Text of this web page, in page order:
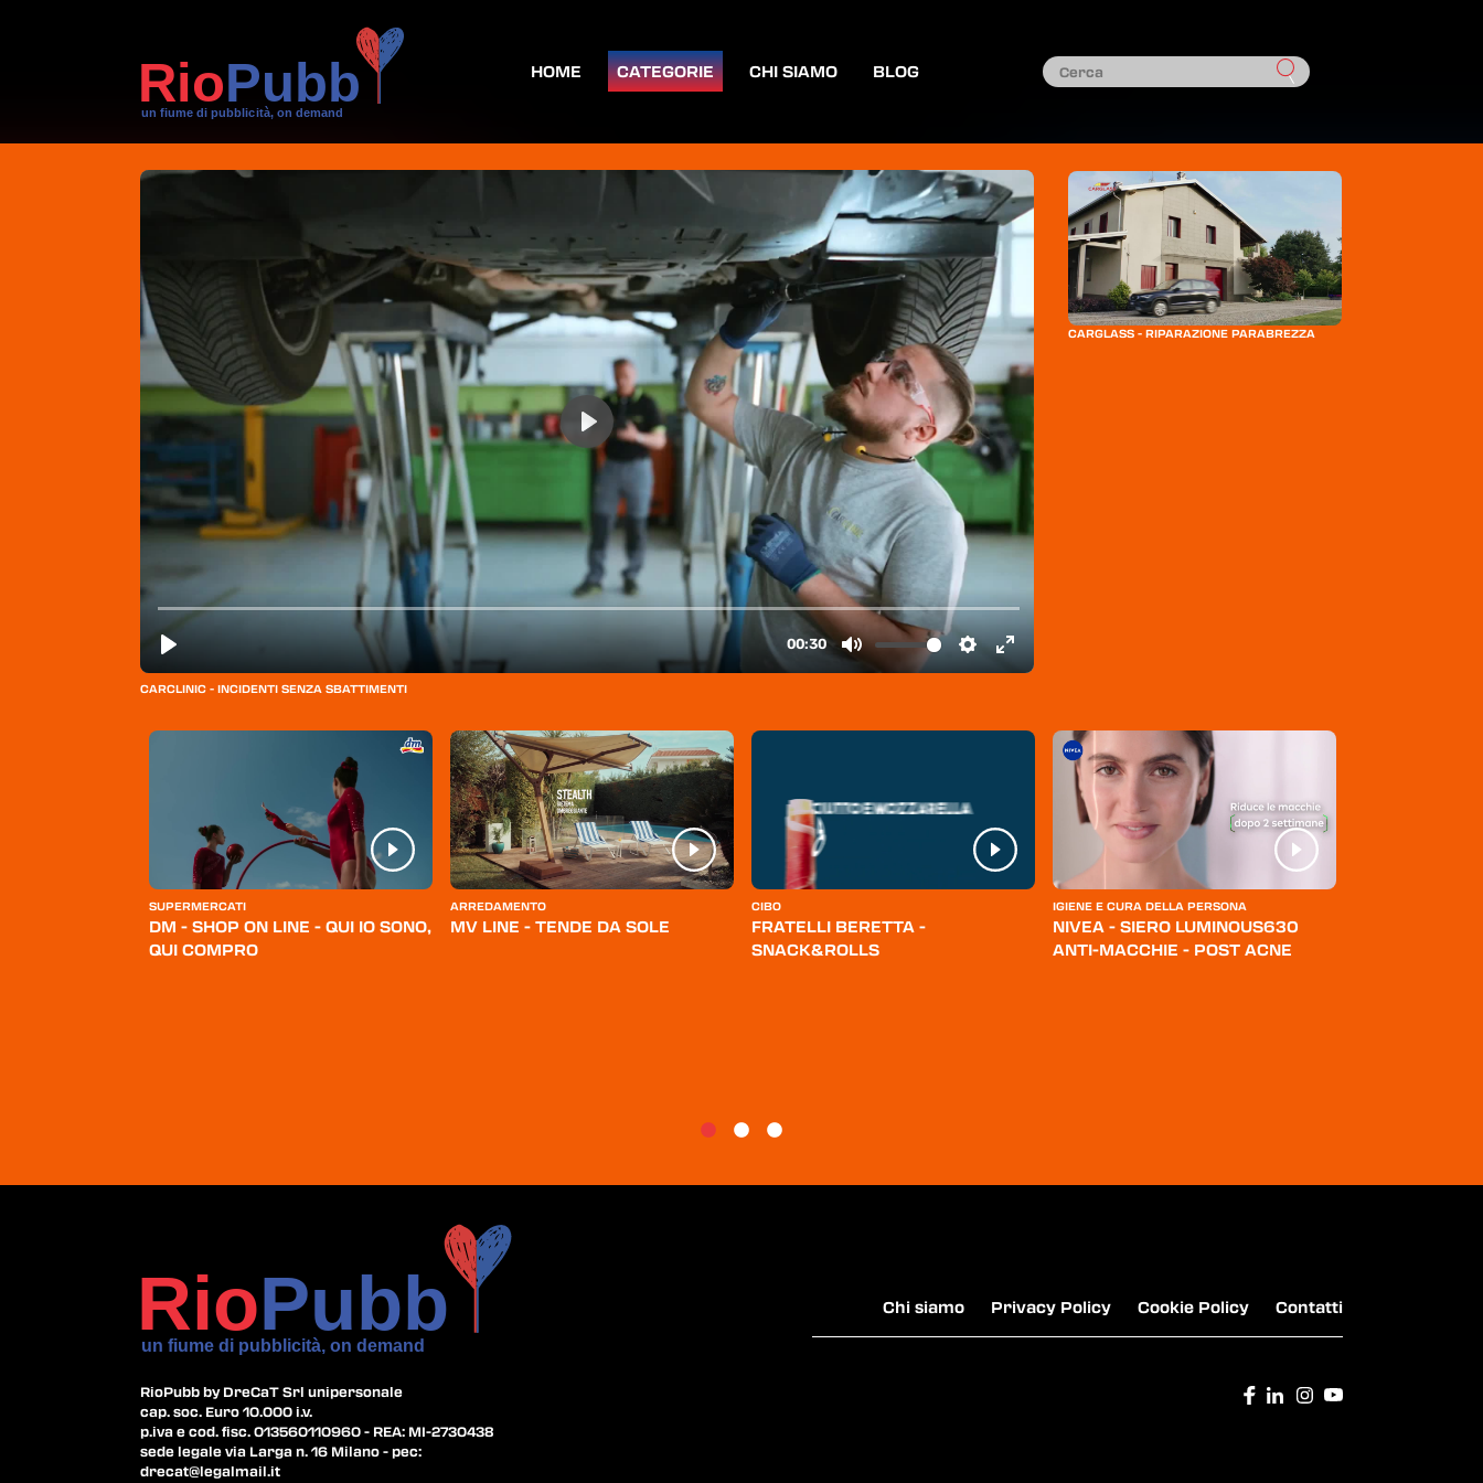
HOME CATEGORIE CHI SIAMO BLOG
CARCLINIC - INCIDENTI SENZA SBATTIMENTI
CARGLASS - RIPARAZIONE PARABREZZA
SUPERMERCATI
DM - SHOP ON LINE - QUI IO SONO,
QUI COMPRO
ARREDAMENTO
MV LINE - TENDE DA SOLE
CIBO
FRATELLI BERETTA -
SNACK&ROLLS
IGIENE E CURA DELLA PERSONA
NIVEA - SIERO LUMINOUS630
ANTI-MACCHIE - POST ACNE
Chi siamo Privacy Policy Cookie Policy Contatti
RioPubb by DreCaT Srl unipersonale
cap. soc. Euro 10.000 i.v.
p.iva e cod. fisc. 013560110960 - REA: MI-2730438
sede legale via Larga n. 16 Milano - pec:
drecat@legalmail.it